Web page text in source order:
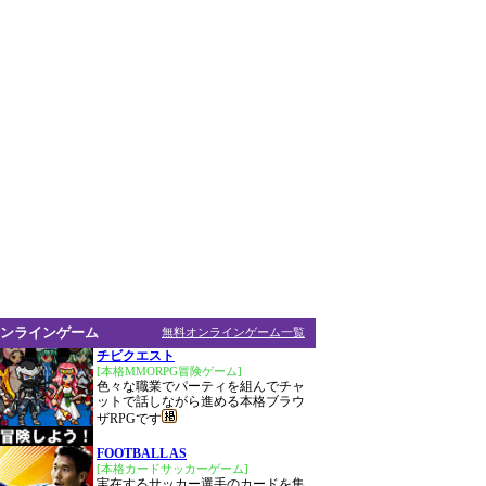
無料オンラインゲーム一覧
ラインゲーム
チビクエスト
[本格MMORPG冒険ゲーム]
色々な職業でパーティを組んでチャ
ットで話しながら進める本格ブラウ
ザRPGです
FOOTBALL AS
[本格カードサッカーゲーム]